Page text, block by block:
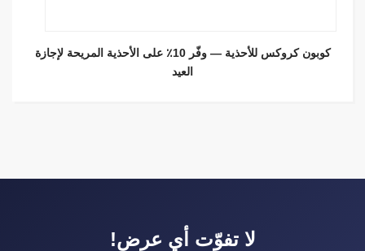
كوبون كروكس للأحذية — وفّر 10٪ على الأحذية المريحة لإجازة
العيد
لا تفوّت أي عرض!